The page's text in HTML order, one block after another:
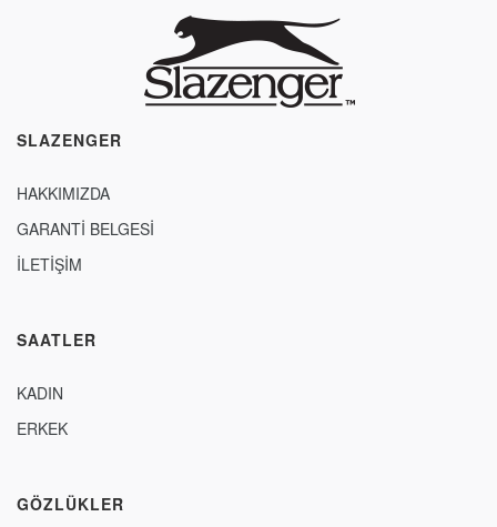
SLAZENGER
HAKKIMIZDA
GARANTİ BELGESİ
İLETİŞİM
SAATLER
KADIN
ERKEK
GÖZLÜKLER